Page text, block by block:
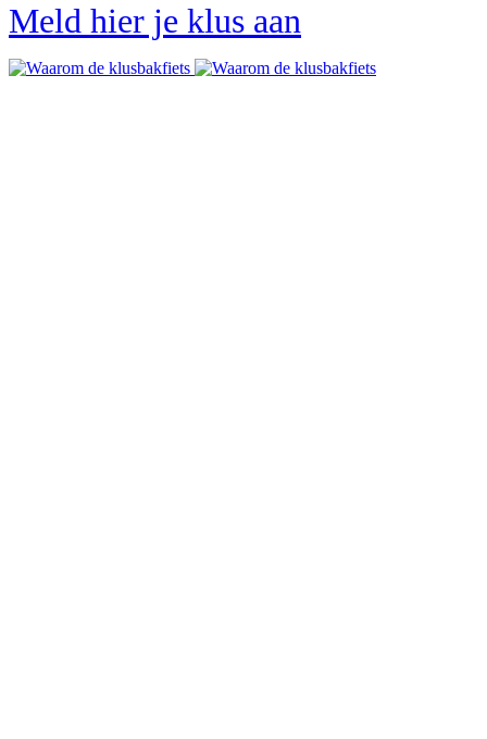
Meld hier je klus aan